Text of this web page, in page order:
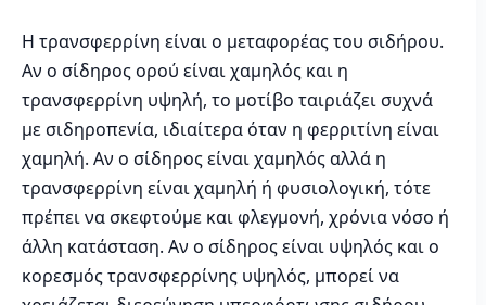
Η τρανσφερρίνη είναι ο μεταφορέας του σιδήρου.
Αν ο σίδηρος ορού είναι χαμηλός και η
τρανσφερρίνη υψηλή, το μοτίβο ταιριάζει συχνά
με σιδηροπενία, ιδιαίτερα όταν η φερριτίνη είναι
χαμηλή. Αν ο σίδηρος είναι χαμηλός αλλά η
τρανσφερρίνη είναι χαμηλή ή φυσιολογική, τότε
πρέπει να σκεφτούμε και φλεγμονή, χρόνια νόσο ή
άλλη κατάσταση. Αν ο σίδηρος είναι υψηλός και ο
κορεσμός τρανσφερρίνης υψηλός, μπορεί να